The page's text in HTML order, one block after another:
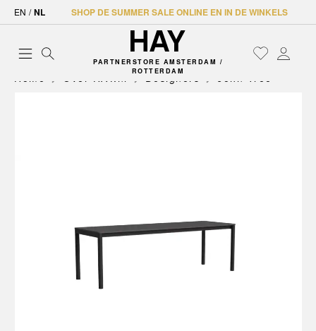
EN / NL SHOP DE SUMMER SALE ONLINE EN IN DE WINKELS
PARTNERSTORE AMSTERDAM /
ROTTERDAM
Home Over HAY.nl Designers John Tree